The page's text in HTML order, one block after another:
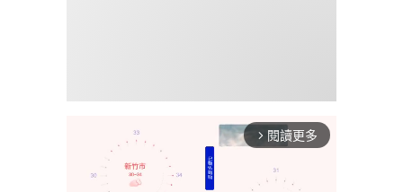
arrow_forward_ios 閱讀更多